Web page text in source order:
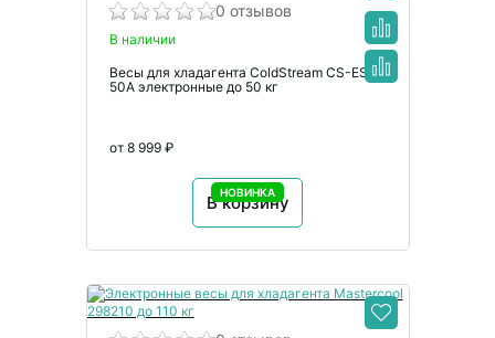
0 отзывов
В наличии
Весы для хладагента ColdStream CS-ES‒
50A электронные до 50 кг
от 8 999 ₽
В корзину
НОВИНКА